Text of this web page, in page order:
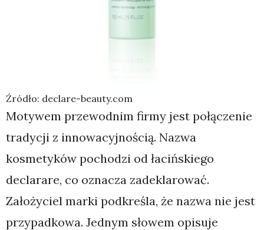
Źródło: declare-beauty.com
Motywem przewodnim firmy jest połączenie
tradycji z innowacyjnością. Nazwa
kosmetyków pochodzi od łacińskiego
declarare, co oznacza zadeklarować.
Założyciel marki podkreśla, że nazwa nie jest
przypadkowa. Jednym słowem opisuje